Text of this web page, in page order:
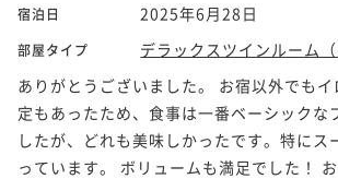
宿泊日 2025年6月28日
部屋タイプ
デラックスツインルーム（
ありがとうございました。 お宿以外でも
定もあったため、食事は一番ベーシックな
したが、どれも美味しかったです。特にス
っています。 ボリュームも満足でした！